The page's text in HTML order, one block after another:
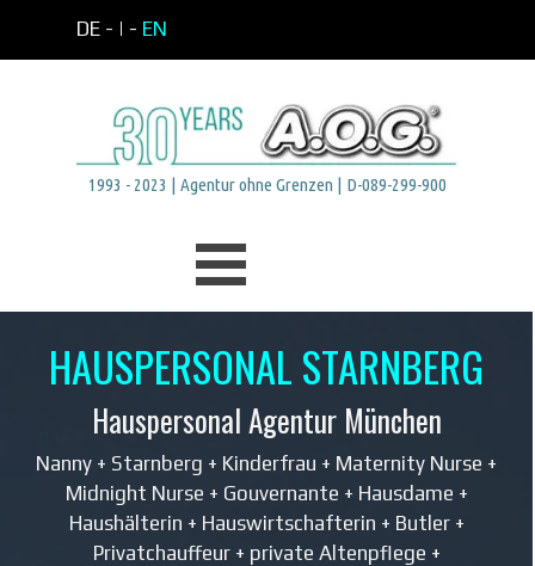
DE - | - EN
1993 - 2023 | Agentur ohne Grenzen | D-089-299-900
HAUSPERSONAL STARNBERG
Hauspersonal Agentur München
Nanny + Starnberg + Kinderfrau + Maternity Nurse +
Midnight Nurse + Gouvernante + Hausdame +
Haushälterin + Hauswirtschafterin + Butler +
Privatchauffeur + private Altenpflege +